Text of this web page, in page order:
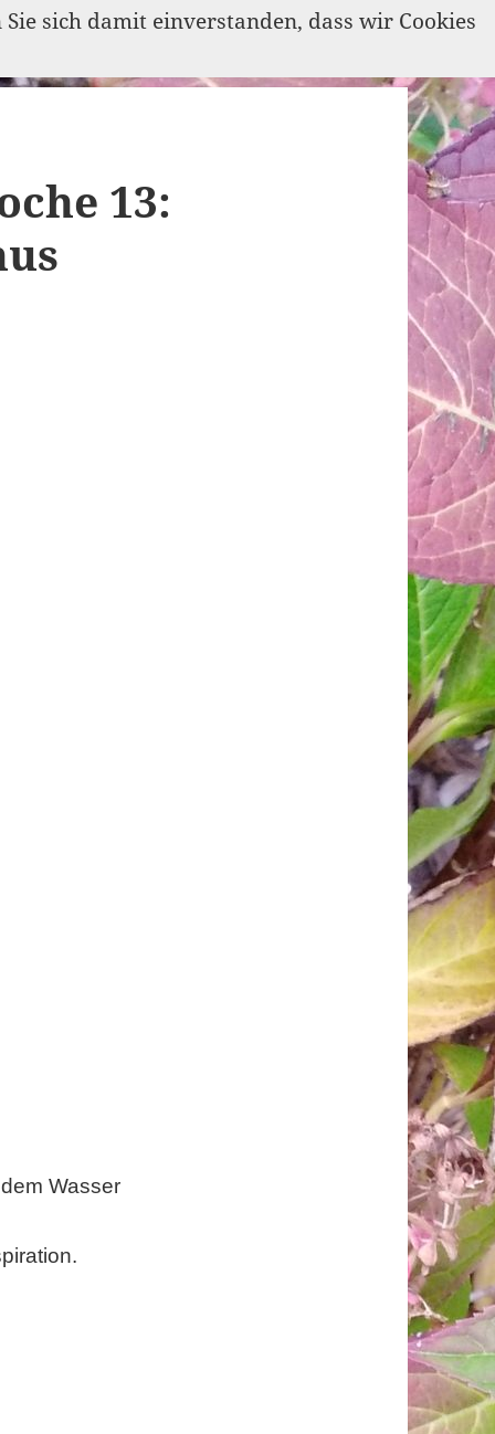
13:
Wasser
sich damit einverstanden, dass wir Cookies